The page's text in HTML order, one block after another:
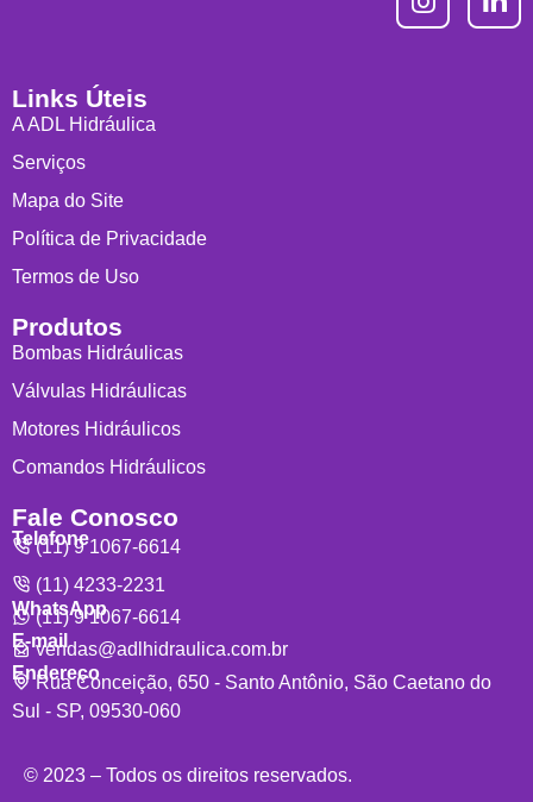
Links Úteis
A ADL Hidráulica
Serviços
Mapa do Site
Política de Privacidade
Termos de Uso
Produtos
Bombas Hidráulicas
Válvulas Hidráulicas
Motores Hidráulicos
Comandos Hidráulicos
Fale Conosco
Telefone
(11) 9 1067-6614
(11) 4233-2231
WhatsApp
(11) 9 1067-6614
E-mail
vendas@adlhidraulica.com.br
Endereço
Rua Conceição, 650 - Santo Antônio, São Caetano do
Sul - SP, 09530-060
© 2023 – Todos os direitos reservados.